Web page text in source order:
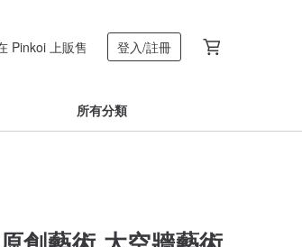
Pinkoi 上販售 登入/註冊
所有分類